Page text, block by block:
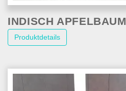
INDISCH APFELBAUM
Produktdetails